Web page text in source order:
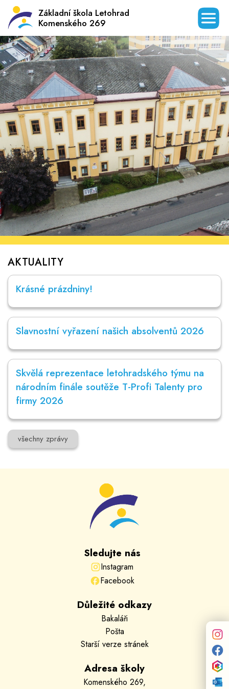
Základní škola Letohrad
Komenského 269
AKTUALITY
Krásné prázdniny!
Slavnostní vyřazení našich absolventů 2026
Skvělá reprezentace letohradského týmu na
národním finále soutěže T-Profi Talenty pro
firmy 2026
všechny zprávy
Sledujte nás
Instagram
Facebook
Důležité odkazy
Bakaláři
Pošta
Starší verze stránek
Adresa školy
Komenského 269,